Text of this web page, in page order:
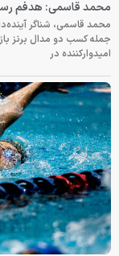
محمد قاسمی: هدفم رسیدن به فینال ۴۰۰ متر
محمد قاسمی، شناگر
جمله کسب دو مدال برنز
امیدوارکننده در